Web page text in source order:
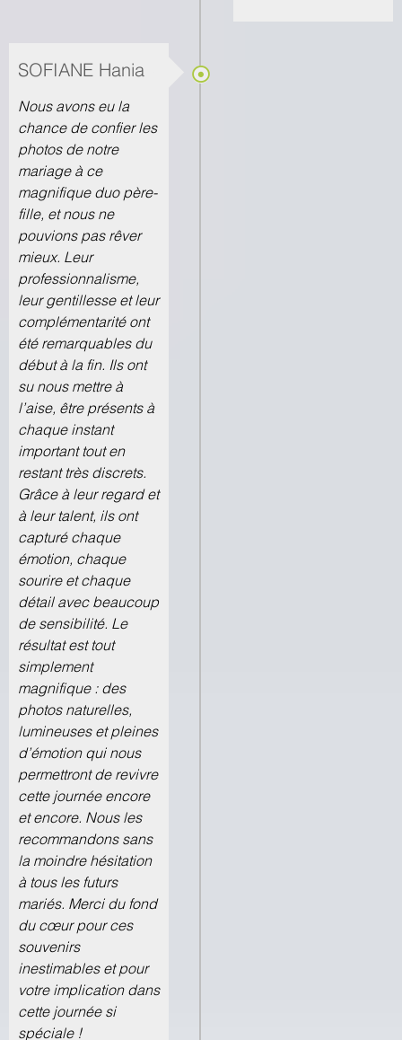
SOFIANE Hania
Nous avons eu la
chance de confier les
photos de notre
mariage à ce
magnifique duo père-
fille, et nous ne
pouvions pas rêver
mieux. Leur
professionnalisme,
leur gentillesse et leur
complémentarité ont
été remarquables du
début à la fin. Ils ont
su nous mettre à
l’aise, être présents à
chaque instant
important tout en
restant très discrets.
Grâce à leur regard et
à leur talent, ils ont
capturé chaque
émotion, chaque
sourire et chaque
détail avec beaucoup
de sensibilité. Le
résultat est tout
simplement
magnifique : des
photos naturelles,
lumineuses et pleines
d’émotion qui nous
permettront de revivre
cette journée encore
et encore. Nous les
recommandons sans
la moindre hésitation
à tous les futurs
mariés. Merci du fond
du cœur pour ces
souvenirs
inestimables et pour
votre implication dans
cette journée si
spéciale !